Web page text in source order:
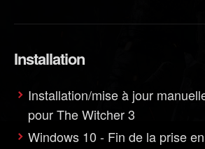
Installation
Installation/mise à jour
pour The Witcher 3
Windows 10 - Fin de la prise